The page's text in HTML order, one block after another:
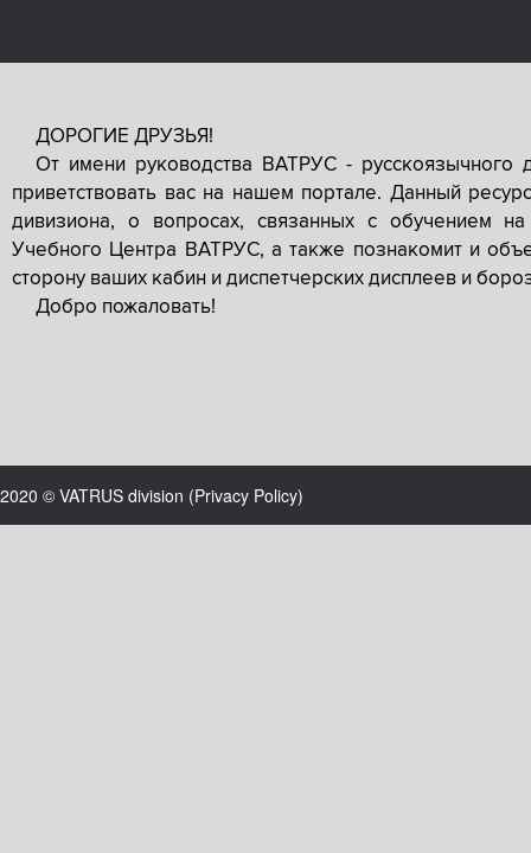
ДОРОГИЕ ДРУЗЬЯ!
От имени руководства ВАТРУС -
приветствовать вас на нашем портале. Данный
дивизиона, о вопросах, связанных с обучением
Учебного Центра ВАТРУС, а также познакомит и
сторону ваших кабин и диспетчерских дисплеев и
Добро пожаловать!
2020 © VATRUS division (Privacy Policy)